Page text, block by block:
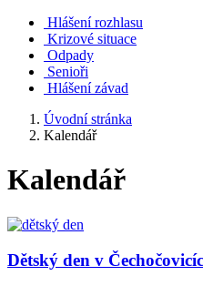
Hlášení rozhlasu
Krizové situace
Odpady
Senioři
Hlášení závad
Úvodní stránka
Kalendář
Kalendář
Dětský den v